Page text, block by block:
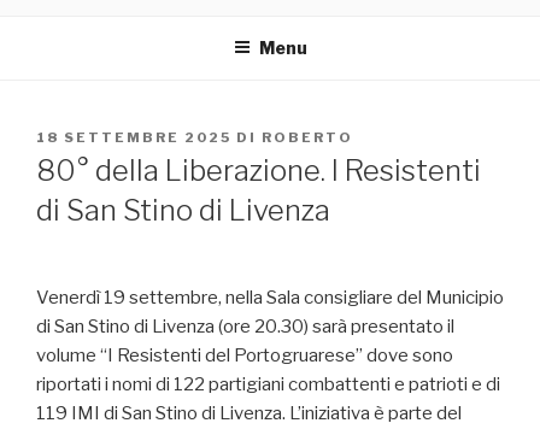
Menu
PUBBLICATO
IL
18 SETTEMBRE 2025 DI ROBERTO
80° della Liberazione. I Resistenti
di San Stino di Livenza
Venerdì 19 settembre, nella Sala consigliare del Municipio
di San Stino di Livenza (ore 20.30) sarà presentato il
volume “I Resistenti del Portogruarese” dove sono
riportati i nomi di 122 partigiani combattenti e patrioti e di
119 IMI di San Stino di Livenza. L’iniziativa è parte del